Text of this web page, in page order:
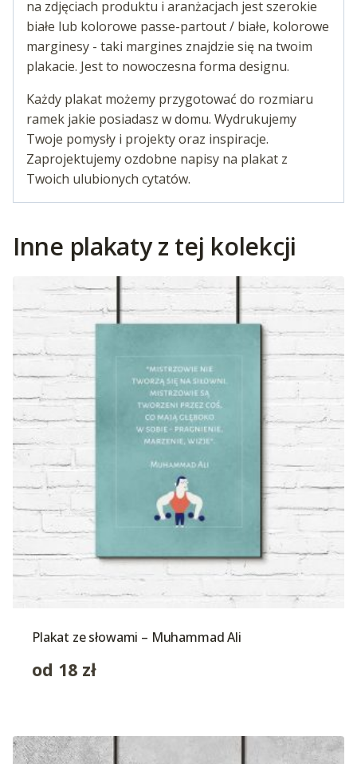
na zdjęciach produktu i aranżacjach jest szerokie
białe lub kolorowe passe-partout / białe, kolorowe
marginesy - taki margines znajdzie się na twoim
plakacie. Jest to nowoczesna forma designu.
Każdy plakat możemy przygotować do rozmiaru
ramek jakie posiadasz w domu. Wydrukujemy
Twoje pomysły i projekty oraz inspiracje.
Zaprojektujemy ozdobne napisy na plakat z
Twoich ulubionych cytatów.
Inne plakaty z tej kolekcji
Plakat ze słowami – Muhammad Ali
od 18 zł